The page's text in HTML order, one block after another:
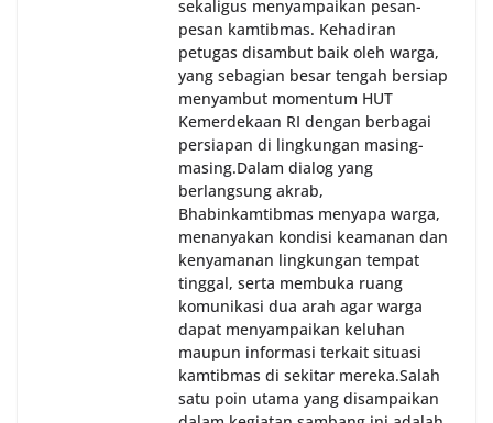
sekaligus menyampaikan pesan-
pesan kamtibmas. Kehadiran
petugas disambut baik oleh warga,
yang sebagian besar tengah bersiap
menyambut momentum HUT
Kemerdekaan RI dengan berbagai
persiapan di lingkungan masing-
masing.‎Dalam dialog yang
berlangsung akrab,
Bhabinkamtibmas menyapa warga,
menanyakan kondisi keamanan dan
kenyamanan lingkungan tempat
tinggal, serta membuka ruang
komunikasi dua arah agar warga
dapat menyampaikan keluhan
maupun informasi terkait situasi
kamtibmas di sekitar mereka.‎‎‎Salah
satu poin utama yang disampaikan